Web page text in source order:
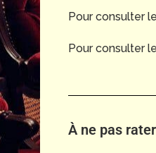
Pour consulter
Pour consulter
À ne pas